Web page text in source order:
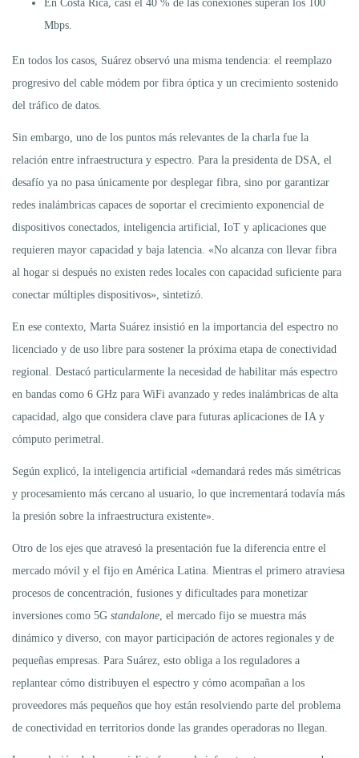
En Costa Rica, casi el 40 % de las conexiones superan los 100
Mbps.
En todos los casos, Suárez observó una misma tendencia: el reemplazo
progresivo del cable módem por fibra óptica y un crecimiento sostenido
del tráfico de datos.
Sin embargo, uno de los puntos más relevantes de la charla fue la
relación entre infraestructura y espectro. Para la presidenta de DSA, el
desafío ya no pasa únicamente por desplegar fibra, sino por garantizar
redes inalámbricas capaces de soportar el crecimiento exponencial de
dispositivos conectados, inteligencia artificial, IoT y aplicaciones que
requieren mayor capacidad y baja latencia. «No alcanza con llevar fibra
al hogar si después no existen redes locales con capacidad suficiente para
conectar múltiples dispositivos», sintetizó.
En ese contexto, Marta Suárez insistió en la importancia del espectro no
licenciado y de uso libre para sostener la próxima etapa de conectividad
regional. Destacó particularmente la necesidad de habilitar más espectro
en bandas como 6 GHz para WiFi avanzado y redes inalámbricas de alta
capacidad, algo que considera clave para futuras aplicaciones de IA y
cómputo perimetral.
Según explicó, la inteligencia artificial «demandará redes más simétricas
y procesamiento más cercano al usuario, lo que incrementará todavía más
la presión sobre la infraestructura existente».
Otro de los ejes que atravesó la presentación fue la diferencia entre el
mercado móvil y el fijo en América Latina. Mientras el primero atraviesa
procesos de concentración, fusiones y dificultades para monetizar
inversiones como 5G standalone , el mercado fijo se muestra más
dinámico y diverso, con mayor participación de actores regionales y de
pequeñas empresas. Para Suárez, esto obliga a los reguladores a
replantear cómo distribuyen el espectro y cómo acompañan a los
proveedores más pequeños que hoy están resolviendo parte del problema
de conectividad en territorios donde las grandes operadoras no llegan.